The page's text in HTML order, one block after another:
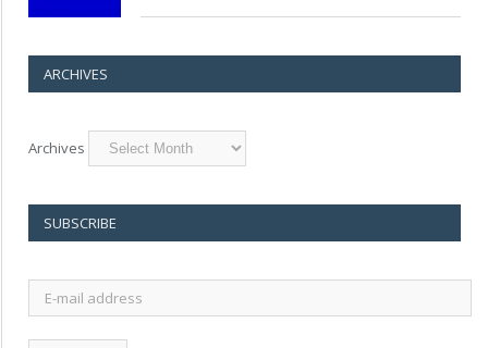
ARCHIVES
Archives
SUBSCRIBE
mail